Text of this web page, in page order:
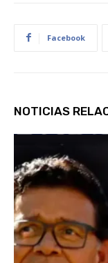
Facebook
NOTICIAS